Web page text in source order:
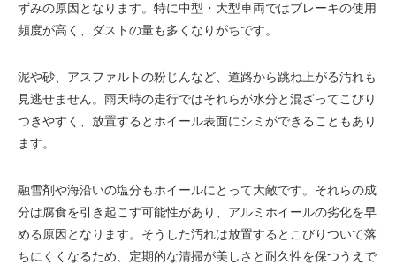
ずみの原因となります。特に中型・大型車両ではブレーキの使用
頻度が高く、ダストの量も多くなりがちです。
泥や砂、アスファルトの粉じんなど、道路から跳ね上がる汚れも
見逃せません。雨天時の走行ではそれらが水分と混ざってこびり
つきやすく、放置するとホイール表面にシミができることもあり
ます。
融雪剤や海沿いの塩分もホイールにとって大敵です。それらの成
分は腐食を引き起こす可能性があり、アルミホイールの劣化を早
める原因となります。そうした汚れは放置するとこびりついて落
ちにくくなるため、定期的な清掃が美しさと耐久性を保つうえで